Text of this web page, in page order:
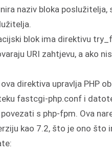
naziv bloka poslužitelja,
blok ima direktivu
URI zahtjevu, a ako
direktiva upravlja PHP
fastcgi-php.conf i
s php-fpm. Ova
kao 7.2, što je ono što